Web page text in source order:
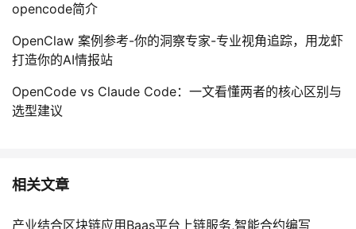
opencode简介
OpenClaw 案例参考-你的洞察专家-专业视角追踪，用龙虾
打造你的AI情报站
OpenCode vs Claude Code：一文看懂两者的核心区别与
选型建议
相关文章
产业结合区块链应用Baas平台上链服务,智能合约编写